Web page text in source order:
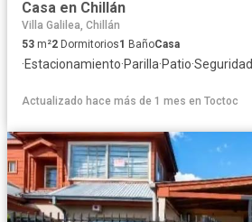
Casa en Chillán
Villa Galilea, Chillán
53 m²2 Dormitorios1 BañoCasa
·Estacionamiento·Parilla·Patio·Seguridad
Actualizado hace más de 1 mes en Toctoc